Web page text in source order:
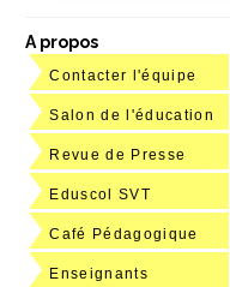
A propos
Contacter l'équipe
Salon de l'éducation
Revue de Presse
Eduscol SVT
Café Pédagogique
Enseignants